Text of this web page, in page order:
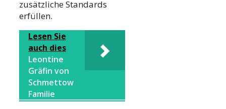
zusätzliche Standards
erfüllen.
Lesen Sie
auch dies
Leontine
Gräfin von
Schmettow
Familie